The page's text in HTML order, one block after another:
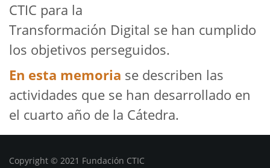
CTIC para la
Transformación Digital se han cumplido
los objetivos perseguidos.
En esta memoria se describen las
actividades que se han desarrollado en
el cuarto año de la Cátedra.
Copyright © 2021 Fundación CTIC